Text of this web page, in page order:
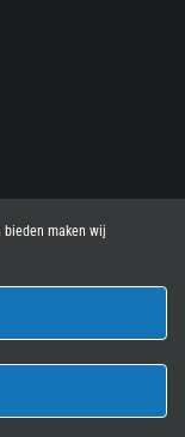
• powered
maken wij